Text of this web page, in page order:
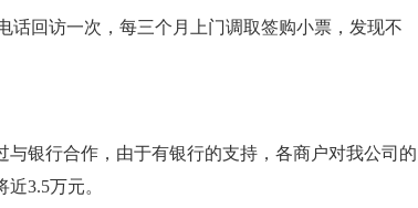
话回访一次，每三个月上门调取签购小票，发现不
银行合作，由于有银行的支持，各商户对我公司的
3.5万元。